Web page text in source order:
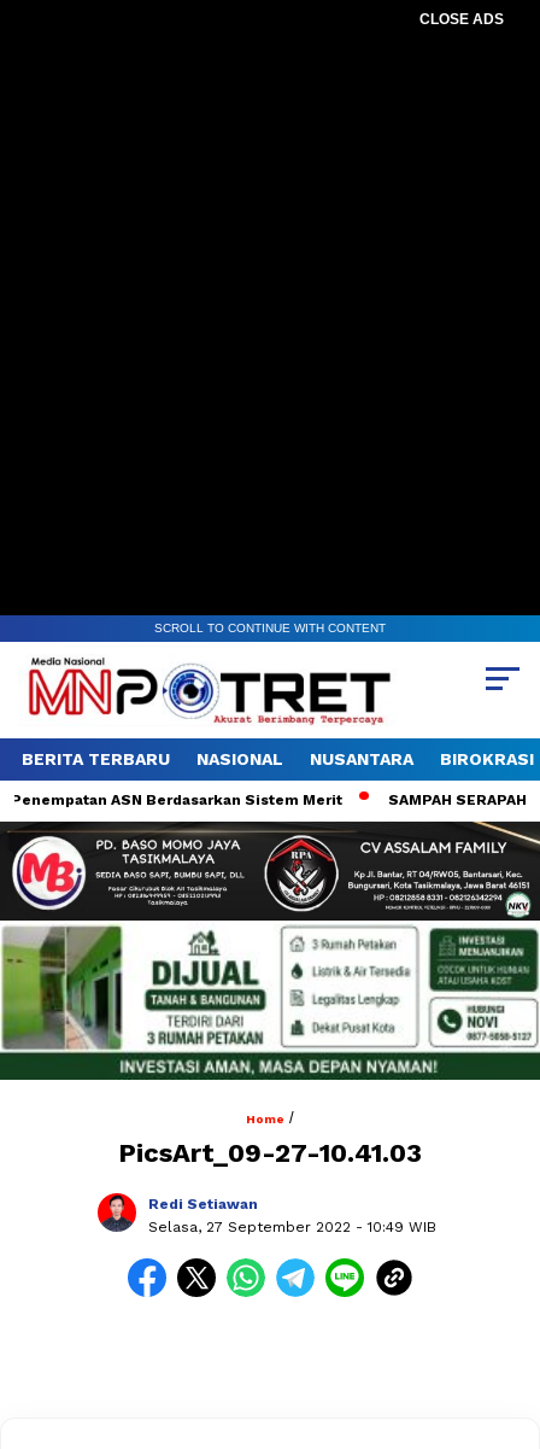
CLOSE ADS
SCROLL TO CONTINUE WITH CONTENT
BERITA TERBARU NASIONAL NUSANTARA BIROKRASI
ASN Berdasarkan Sistem Merit SAMPAH SERAPAH
Home /
PicsArt_09-27-10.41.03
Redi Setiawan
Selasa, 27 September 2022 - 10:49 WIB